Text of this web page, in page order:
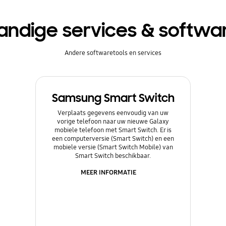
services &
Andere softwaretools en services
Samsung Smart Switch
Verplaats gegevens eenvoudig van uw
vorige telefoon naar uw nieuwe Galaxy
mobiele telefoon met Smart Switch. Er is
een computerversie (Smart Switch) en een
mobiele versie (Smart Switch Mobile) van
Smart Switch beschikbaar.
MEER INFORMATIE